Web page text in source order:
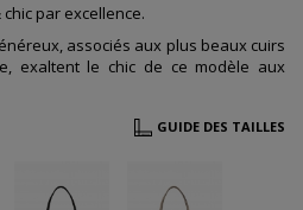
par excellence.
associés aux plus beaux cuirs
exaltent le chic de ce modèle aux
GUIDE DES TAILLES